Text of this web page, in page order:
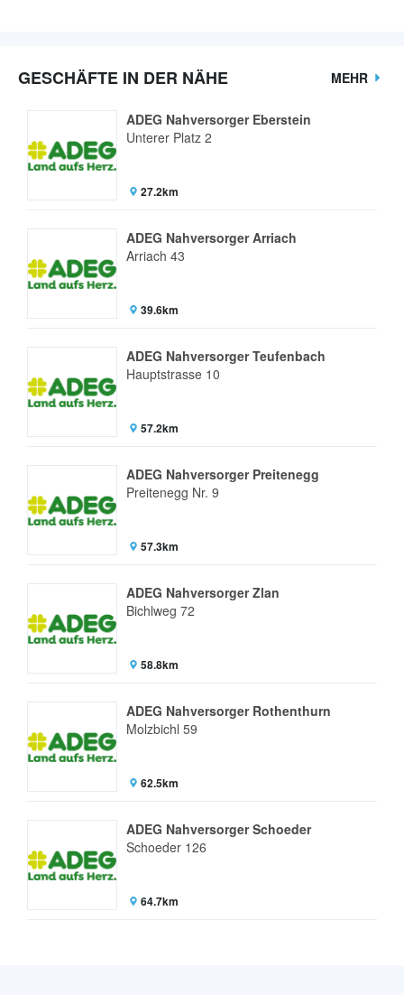
GESCHÄFTE IN DER NÄHE MEHR
ADEG Nahversorger Eberstein
Unterer Platz 2
27.2km
ADEG Nahversorger Arriach
Arriach 43
39.6km
ADEG Nahversorger Teufenbach
Hauptstrasse 10
57.2km
ADEG Nahversorger Preitenegg
Preitenegg Nr. 9
57.3km
ADEG Nahversorger Zlan
Bichlweg 72
58.8km
ADEG Nahversorger Rothenthurn
Molzbichl 59
62.5km
ADEG Nahversorger Schoeder
Schoeder 126
64.7km